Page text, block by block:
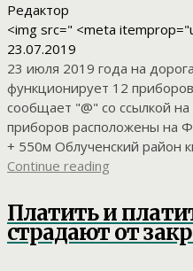
Редактор
<img src=" <meta
23.07.2019
23 июля 2019 года на
функционирует 12
сообщает "@" со ссылкой
приборов расположены на
+ 550м Облученский район
Continue reading
Платить и
страдают от